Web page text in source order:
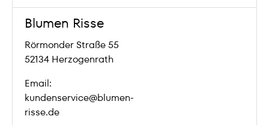
Blumen Risse
Rörmonder Straße 55
52134 Herzogenrath
Email:
kundenservice@blumen-
risse.de